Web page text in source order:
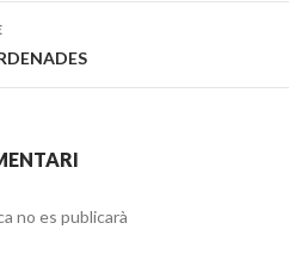
no es publicarà